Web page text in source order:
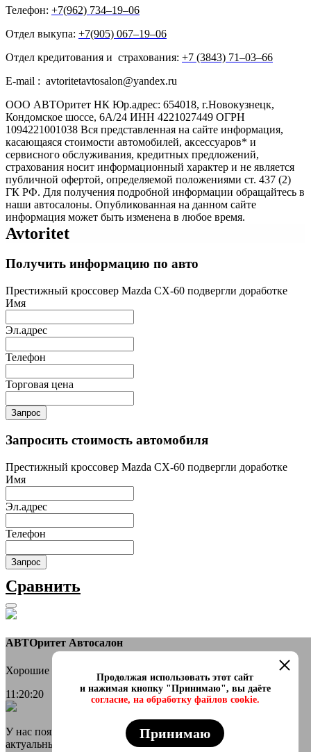
Телефон: +7(962) 734‒19‒06
Отдел выкупа: +7(905) 067‒19‒06
Отдел кредитования и страхования: +7 (3843) 71‒03‒66
E-mail : avtoritetavtosalon@yandex.ru
ООО АВТОритет НК Юр.адрес: 654018, г.Новокузнецк,
Кондомское шоссе, 6А/24 ИНН 4221027449 ОГРН
1094221001038 Вся представленная на сайте информация,
касающаяся стоимости автомобилей, аксессуаров* и
сервисного обслуживания, кредитных предложений,
страхования носит информационный характер и не является
публичной офертой, определяемой положениями ст. 437 (2)
ГК РФ. Для получения подробной информации обращайтесь в
наши автосалоны. Опубликованная на данном сайте
информация может быть изменена в любое время.
Avtoritet
Получить информацию по авто
Престижный кроссовер Mazda CX-60 подвергли доработке
Имя
Эл.адрес
Телефон
Торговая цена
Запрос
Запросить стоимость автомобиля
Престижный кроссовер Mazda CX-60 подвергли доработке
Имя
Эл.адрес
Телефон
Запрос
Сравнить
АВТОритет Автосалон
Хорошие новости
11:20:20
У нас появился онлайн каталог в телеграмм Самые свежие и
актуальные авто переходи
Продолжая использовать этот сайт
и нажимая кнопку "Принимаю", вы даёте
согласие, на обработку файлов cookie.
Принимаю